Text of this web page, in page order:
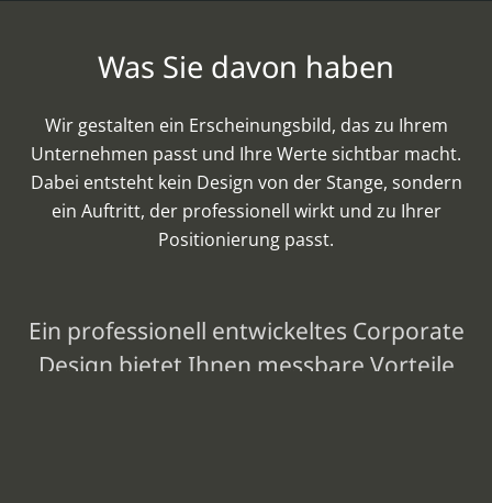
Was Sie davon haben
Wir gestalten ein Erscheinungsbild, das zu Ihrem
Unternehmen passt und Ihre Werte sichtbar macht.
Dabei entsteht kein Design von der Stange, sondern
ein Auftritt, der professionell wirkt und zu Ihrer
Positionierung passt.
Ein professionell entwickeltes Corporate
Design bietet Ihnen messbare Vorteile